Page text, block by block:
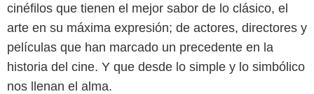
cinéfilos que tienen el mejor sabor de lo clásico, el
arte en su máxima expresión; de actores, directores y
películas que han marcado un precedente en la
historia del cine. Y que desde lo simple y lo simbólico
nos llenan el alma.